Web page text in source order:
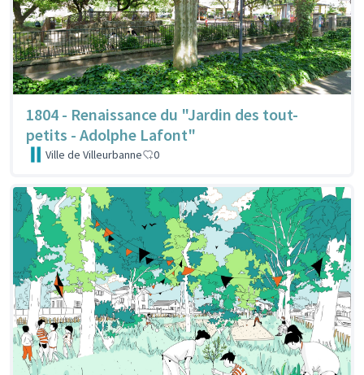
1804 - Renaissance du "Jardin des tout-
petits - Adolphe Lafont"
Ville de Villeurbanne 0